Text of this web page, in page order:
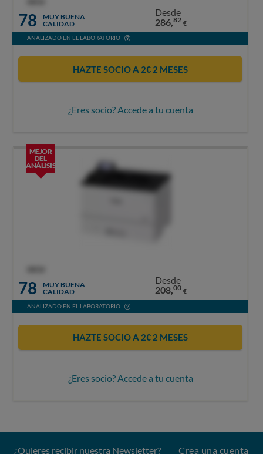
78
MUY BUENA
CALIDAD
Desde
286,82 €
ANALIZADO EN EL LABORATORIO
HAZTE SOCIO A 2€ 2 MESES
¿Eres socio? Accede a tu cuenta
MEJOR
DEL
ANÁLISIS
78
MUY BUENA
CALIDAD
Desde
208,00 €
ANALIZADO EN EL LABORATORIO
HAZTE SOCIO A 2€ 2 MESES
¿Eres socio? Accede a tu cuenta
¿Quieres recibir nuestra Newsletter? Crea una cuenta